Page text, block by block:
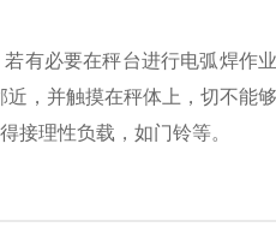
有必要在秤台进行电弧焊作
，并触摸在秤体上，切不能
接理性负载，如门铃等。